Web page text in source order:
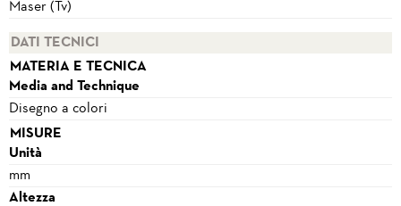
Maser (Tv)
DATI TECNICI
MATERIA E TECNICA
Media and Technique
Disegno a colori
MISURE
Unità
mm
Altezza